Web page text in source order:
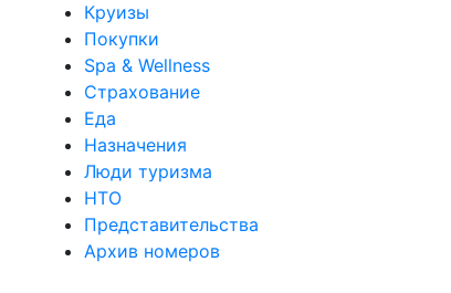
Круизы
Покупки
Spa & Wellness
Страхование
Еда
Назначения
Люди туризма
НТО
Представительства
Архив номеров